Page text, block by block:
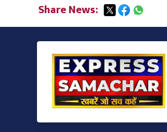
Share News: